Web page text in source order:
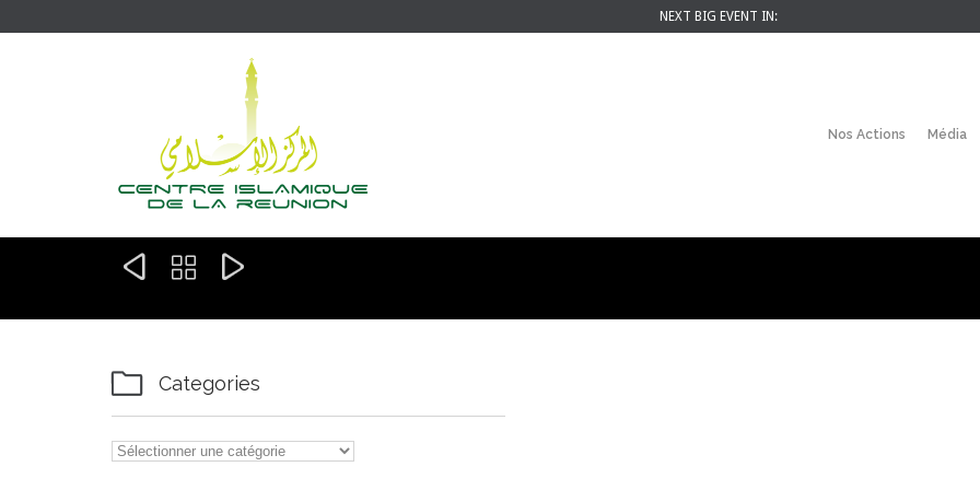
NEXT BIG EVENT IN:
Nos Actions Média
  
 Categories